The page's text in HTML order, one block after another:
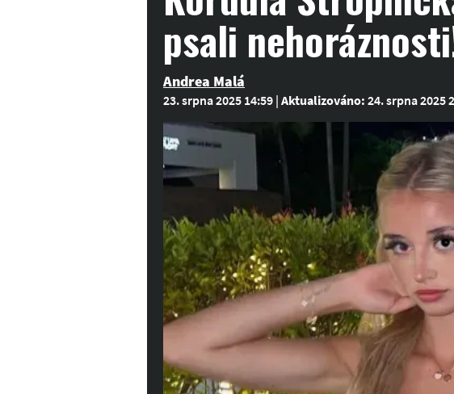
psali
Andrea Malá
23. srpna 2025 14:59 | Aktualizováno: 24. srpna 2025